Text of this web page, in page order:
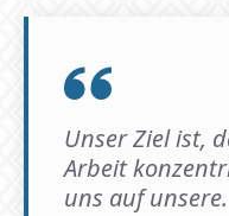
Unser Ziel ist,
Arbeit
uns auf unsere.